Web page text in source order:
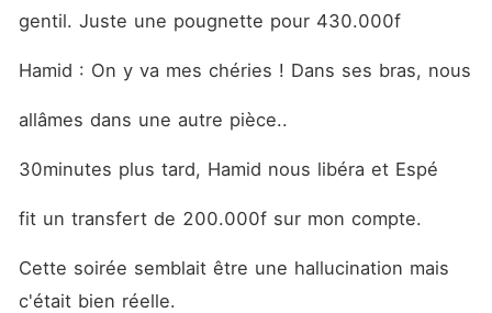
gentil. Juste une pougnette pour 430.000f
Hamid : On y va mes chéries ! Dans ses bras, nous
allâmes dans une autre pièce..
30minutes plus tard, Hamid nous libéra et Espé
fit un transfert de 200.000f sur mon compte.
Cette soirée semblait être une hallucination mais
c'était bien réelle.